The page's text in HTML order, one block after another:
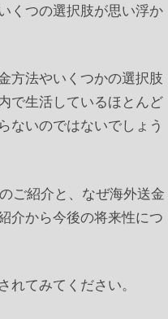
くつの選択肢が思い浮か
方法やいくつかの選択肢
で生活しているほとんど
ないのではないでしょう
ご紹介と、なぜ海外送金
介から今後の将来性につ
れてみてください。